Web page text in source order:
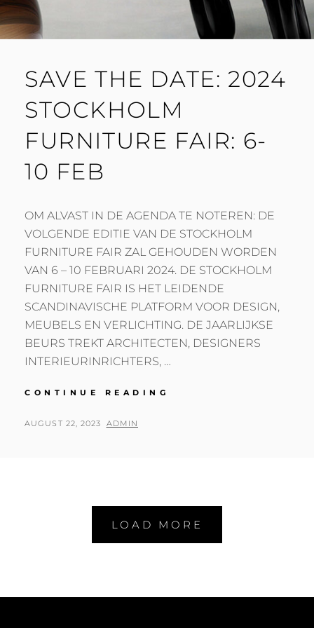
SAVE THE DATE: 2024
STOCKHOLM
FURNITURE FAIR: 6-
10 FEB
OM ALVAST IN DE AGENDA TE NOTEREN: DE
VOLGENDE EDITIE VAN DE STOCKHOLM
FURNITURE FAIR ZAL GEHOUDEN WORDEN
VAN 6 – 10 FEBRUARI 2024. DE STOCKHOLM
FURNITURE FAIR IS HET LEIDENDE
SCANDINAVISCHE PLATFORM VOOR DESIGN,
MEUBELS EN VERLICHTING. DE JAARLIJKSE
BEURS TREKT ARCHITECTEN, DESIGNERS
INTERIEURINRICHTERS, …
CONTINUE READING
10
POSTED
AUGUST 22, 2023 BY
ADMIN
LOAD MORE